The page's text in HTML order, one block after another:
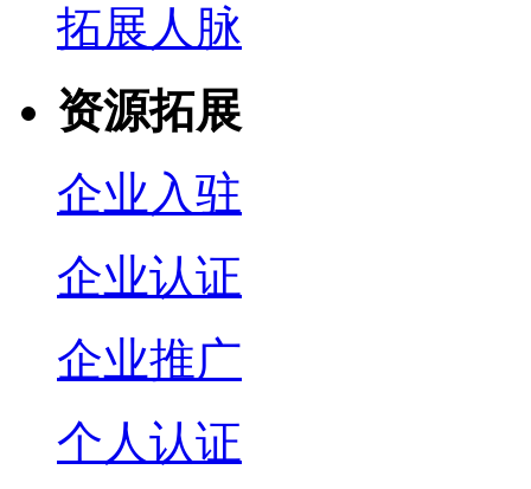
拓展人脉
资源拓展
企业入驻
企业认证
企业推广
个人认证